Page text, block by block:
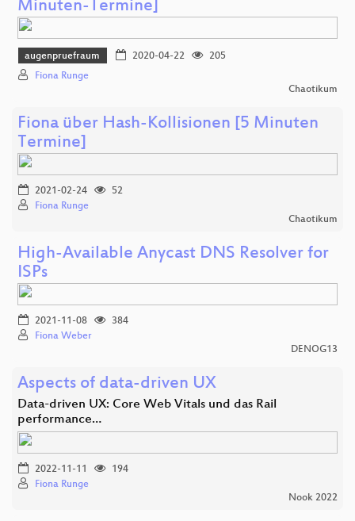
Minuten-Termine]
augenpruefraum 2020-04-22
205
Fiona Runge
Chaotikum
Fiona über Hash-Kollisionen [5 Minuten
Termine]
2021-02-24
52
Fiona Runge
Chaotikum
High-Available Anycast DNS Resolver for
ISPs
2021-11-08
384
Fiona Weber
DENOG13
Aspects of data-driven UX
Data-driven UX: Core Web Vitals und das Rail
performance…
2022-11-11
194
Fiona Runge
Nook 2022